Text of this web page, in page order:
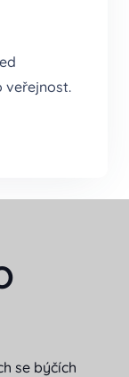
veřejnost.
se býčích